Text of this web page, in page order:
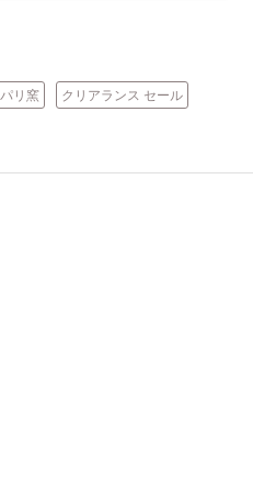
パリ窯 クリアランス セール